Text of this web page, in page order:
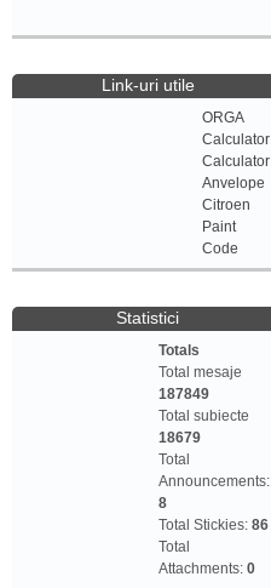
Link-uri utile
ORGA
Calculator
Calculator
Anvelope
Citroen
Paint
Code
Statistici
Totals
Total mesaje
187849
Total subiecte
18679
Total
Announcements:
8
Total Stickies: 86
Total
Attachments: 0